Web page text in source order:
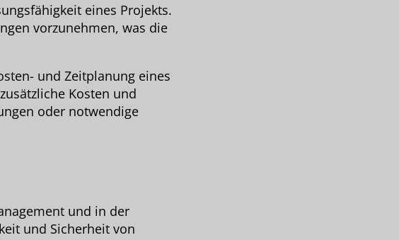
eines Projekts.
vorzunehmen, was die
und Zeitplanung eines
Kosten und
oder notwendige
und in der
und Sicherheit von